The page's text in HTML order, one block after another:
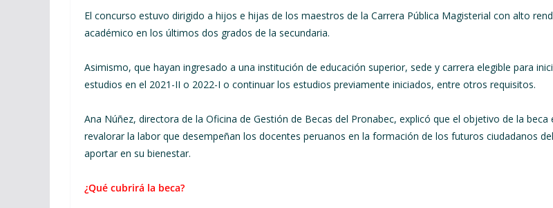
El concurso estuvo dirigido a hijos e hijas de los maestros de la Carrera Pública Magisterial con alto
académico en los últimos dos grados de la secundaria.
Asimismo, que hayan ingresado a una institución de educación superior, sede y carrera elegible para
estudios en el 2021-II o 2022-I o continuar los estudios previamente iniciados, entre otros requisitos.
Ana Núñez, directora de la Oficina de Gestión de Becas del Pronabec, explicó que el objetivo de la beca
revalorar la labor que desempeñan los docentes peruanos en la formación de los futuros ciudadanos
aportar en su bienestar.
¿Qué cubrirá la beca?